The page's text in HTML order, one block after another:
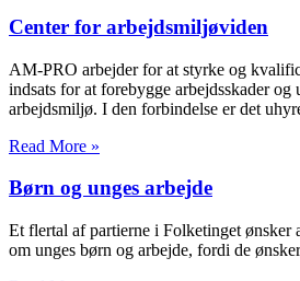
Center for arbejdsmiljøviden
AM-PRO arbejder for at styrke og
indsats for at forebygge arbejdsskader og
arbejdsmiljø. I den forbindelse er det
Read More »
Børn og unges arbejde
Et flertal af partierne i Folketinget ønsker
om unges børn og arbejde, fordi de